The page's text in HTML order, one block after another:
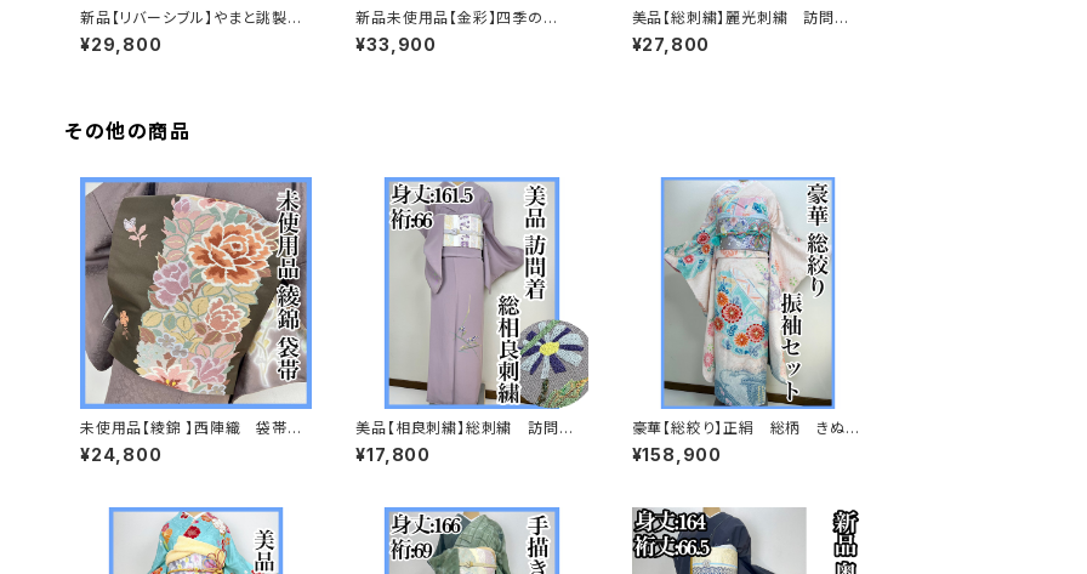
新品【リバーシブル】やまと誂製
正絹 袷 訪問着s771
¥29,800
新品未使用品【金彩】四季の
花々 訪問着 正絹 袷 ガード加工
済s763
¥33,900
美品【総刺繍】麗光刺繍 訪問着
正絹 袷 s761
¥27,800
その他の商品
未使用品【綾錦 】西陣織 袋帯
正絹 s667
¥24,800
美品【相良刺繍】総刺繍 訪問着
正絹 袷 s694
¥17,800
豪華【総絞り】正絹 総柄 きぬた
や調 振袖セット s676
¥158,900